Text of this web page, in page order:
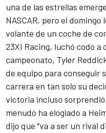
una de las estrellas
NASCAR, pero el
volante de un coche de
23XI Racing, luchó codo a
campeonato, Tyler
de equipo para conseguir
carrera en tan solo su
victoria incluso
menudo ha elogiado a
dijo que "va a ser un rival